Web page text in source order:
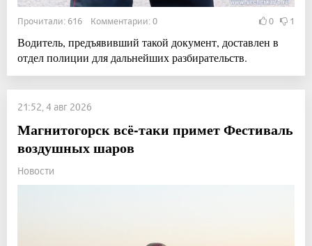
Прочитали: 616 Комментарии: 0 0 1
Водитель, предъявивший такой документ, доставлен в
отдел полиции для дальнейших разбирательств.
21:52, 4 авг 2026
Магнитогорск всё-таки примет Фестиваль
воздушных шаров
Новости